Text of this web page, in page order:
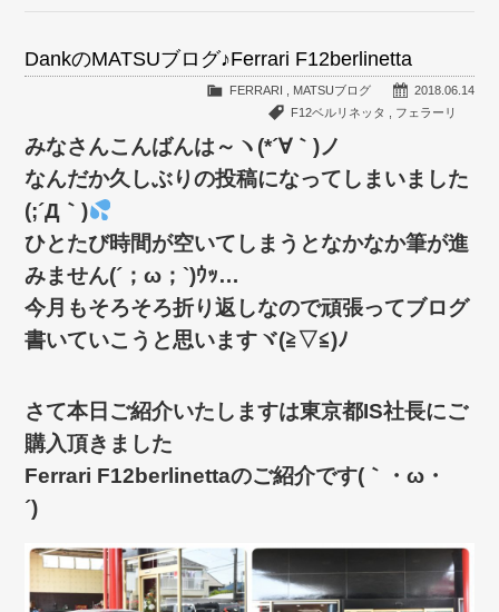
DankのMATSUブログ♪Ferrari F12berlinetta
2018.06.14
FERRARI
MATSUブログ
F12ベルリネッタ
フェラーリ
みなさんこんばんは～ヽ(*´∀｀)ノ
なんだか久しぶりの投稿になってしまいました
(;´Д｀)
ひとたび時間が空いてしまうとなかなか筆が進
みません(´；ω；`)ｳｯ…
今月もそろそろ折り返しなので頑張ってブログ
書いていこうと思いますヾ(≧▽≦)ﾉ
さて本日ご紹介いたしますは東京都IS社長にご
購入頂きました
Ferrari F12berlinettaのご紹介です(｀・ω・
´)ゞ